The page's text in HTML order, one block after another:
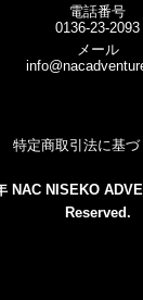
電話番号
0136-23-2093
メール
特定商取引法に基づ
NAC NISEKO
Reserved.